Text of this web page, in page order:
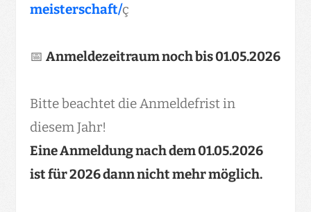
meisterschaft/ç
📅Anmeldezeitraum noch bis 01.05.2026
Bitte beachtet die Anmeldefrist in
diesem Jahr!
Eine Anmeldung nach dem 01.05.2026
ist für 2026 dann nicht mehr möglich.